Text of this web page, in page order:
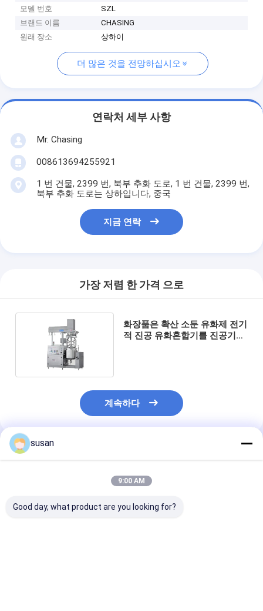
모델 번호
SZL
브랜드 이름
CHASING
원래 장소
상하이
더 많은 것을 전망하십시오
연락처 세부 사항
Mr. Chasing
008613694255921
1 번 건물, 2399 번, 북부 추화 도로, 1 번 건물, 2399 번,
북부 추화 도로는 상하입니다, 중국
지금 연락
가장 저렴 한 가격 으로
화장품은 확산 소둔 유화제 전기
적 진공 유화혼합기를 진공기기
계속하다
추천된 제품
susan
9:00 AM
Good day, what product are you looking for?